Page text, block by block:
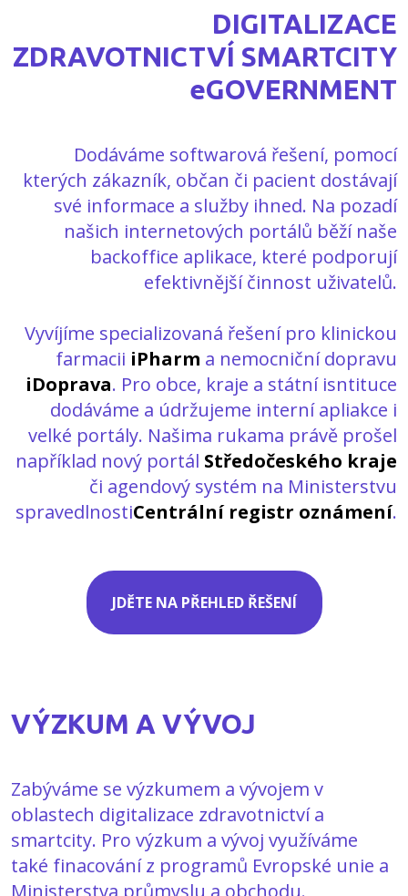
DIGITALIZACE
ZDRAVOTNICTVÍ SMARTCITY
eGOVERNMENT
Dodáváme softwarová řešení, pomocí
kterých zákazník, občan či pacient dostávají
své informace a služby ihned. Na pozadí
našich internetových portálů běží naše
backoffice aplikace, které podporují
efektivnější činnost uživatelů.
Vyvíjíme specializovaná řešení pro klinickou
farmacii iPharm a nemocniční dopravu
iDoprava. Pro obce, kraje a státní isntituce
dodáváme a údržujeme interní apliakce i
velké portály. Našima rukama právě prošel
například nový portál Středočeského kraje
či agendový systém na Ministerstvu
spravedlnostiCentrální registr oznámení.
JDĚTE NA PŘEHLED ŘEŠENÍ
VÝZKUM A VÝVOJ
Zabýváme se výzkumem a vývojem v
oblastech digitalizace zdravotnictví a
smartcity. Pro výzkum a vývoj využíváme
také finacování z programů Evropské unie a
Ministerstva průmyslu a obchodu.